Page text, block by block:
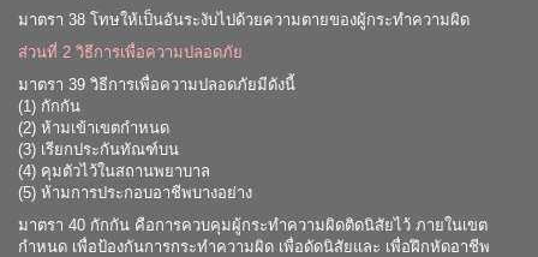
มาตรา 38 โทษให้เป็นอันระงับไปด้วยความตายของผู้กระทำความผิด
ส่วนที่ 2 วิธีการเพื่อความปลอดภัย
มาตรา 39 วิธีการเพื่อความปลอดภัยมีดังนี้
(1) กักกัน
(2) ห้ามเข้าเขตกำหนด
(3) เรียกประกันทัณฑ์บน
(4) คุมตัวไว้ในสถานพยาบาล
(5) ห้ามการประกอบอาชีพบางอย่าง
มาตรา 40 กักกัน คือการควบคุมผู้กระทำความผิดติดนิสัยไว้ ภายในเขต
กำหนด เพื่อป้องกันการกระทำความผิด เพื่อดัดนิสัยและ เพื่อฝึกหัดอาชีพ